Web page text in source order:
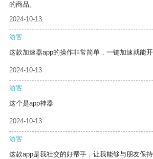
的商品。
2024-10-13
游客
这款加速器app的操作非常简单，一键加速就能开
2024-10-13
游客
这个是app神器
2024-10-13
游客
这款app是我社交的好帮手，让我能够与朋友保